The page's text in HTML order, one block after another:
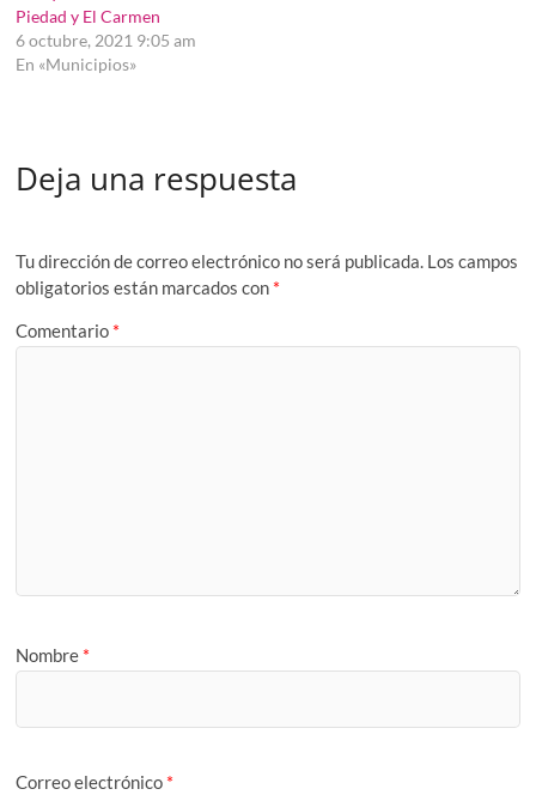
Piedad y El Carmen
6 octubre, 2021 9:05 am
En «Municipios»
Deja una respuesta
Tu dirección de correo electrónico no será publicada. Los campos
obligatorios están marcados con *
Comentario *
Nombre *
Correo electrónico *